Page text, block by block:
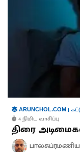
ARUNCHOL.COM |
4 நிமிட வாசிப்பு
திரை